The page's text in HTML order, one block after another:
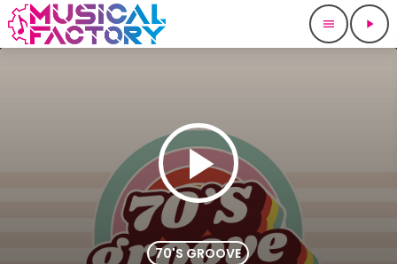
menu play_arrow
play_arrow
70'S GROOVE